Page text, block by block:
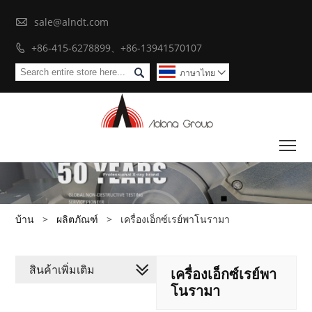
 sale@alndt.com
 +86-415-6278899、+86-13941570107
 ภาษาไทย 
บ้าน > ผลิตภัณฑ์ > เครื่องเอ็กซ์เรย์พาโนรามา
เครื่องเอ็กซ์เรย์พา
โนรามา
สินค้าเพิ่มเติม